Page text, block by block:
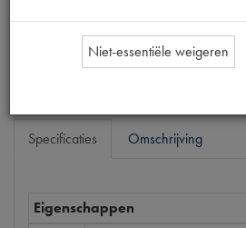
Specificaties Omschrijving
Eigenschappen
Niet-essentiële weigeren